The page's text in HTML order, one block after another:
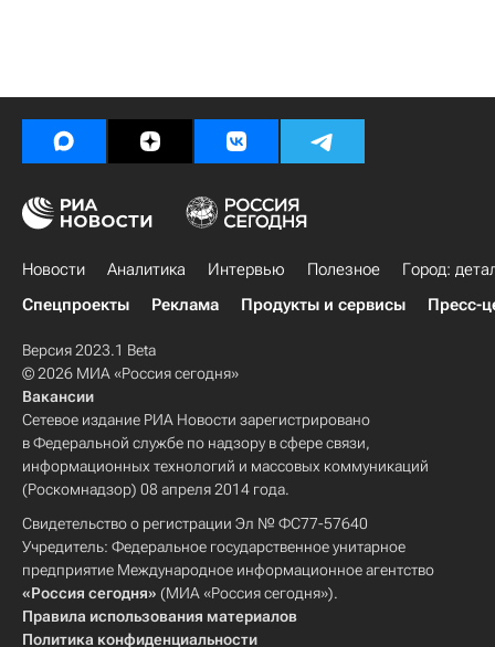
Новости Аналитика Интервью Полезное
Город:
Спецпроекты
Реклама Продукты и сервисы Пресс-
Версия 2023.1 Beta
© 2026 МИА «Россия сегодня»
Вакансии
Сетевое издание РИА Новости зарегистрировано
в Федеральной службе по надзору в сфере связи,
информационных технологий и массовых коммуникаций
(Роскомнадзор) 08 апреля 2014 года.
Свидетельство о регистрации Эл № ФС77-57640
Учредитель: Федеральное государственное унитарное
предприятие Международное информационное агентство
«Россия сегодня» (МИА «Россия сегодня»).
Правила использования материалов
Политика конфиденциальности